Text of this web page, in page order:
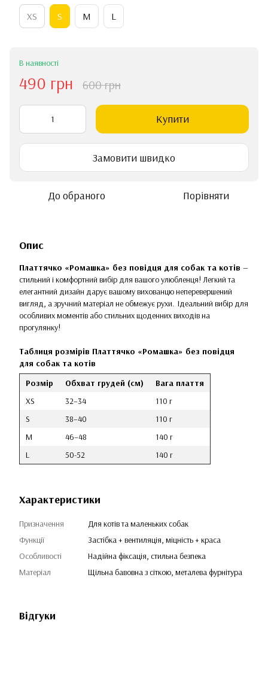
ХS S M L
В наявності
490 грн 600 грн
Купити
Замовити швидко
До обраного Порівняти
Опис
Платтячко «Ромашка» без повідця для собак та котів —
стильний і комфортний вибір для вашого улюбленця! Легкий та
елегантний дизайн дарує вашому вихованцю неперевершений
вигляд, а зручний матеріал не обмежує рухи. Ідеальний вибір для
особливих моментів або стильних щоденних виходів на
прогулянку!
Таблиця розмірів Платтячко «Ромашка» без повідця
для собак та котів
Розмір
Обхват грудей (см)
Вага плаття
XS
32–34
110 г
S
38–40
110 г
M
46–48
140 г
L
50-52 140 г
Характеристики
Призначення
Для котів та маленьких собак
Функції
Застібка + вентиляція, міцність + краса
Особливості
Надійна фіксація, стильна безпека
Матеріал
Щільна бавовна з сіткою, металева фурнітура
Відгуки